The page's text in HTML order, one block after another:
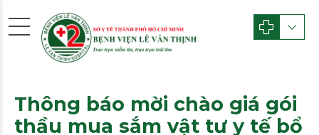
Thông báo mời chào giá gói
thầu mua sắm vật tư y tế bổ